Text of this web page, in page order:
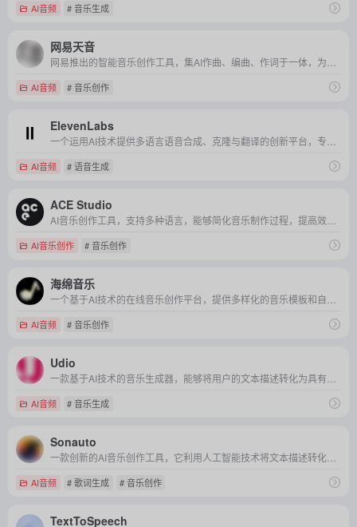
AI音频 # 音乐生成
网易天音
AI音频 # 音乐创作
ElevenLabs
AI音频 # 语音生成
ACE Studio
AI音乐创作 # 音乐创作
海绵音乐
AI音频 # 音乐创作
Udio
AI音频 # 音乐生成
Sonauto
AI音频 # 歌词生成 # 音乐创作
TextToSpeech